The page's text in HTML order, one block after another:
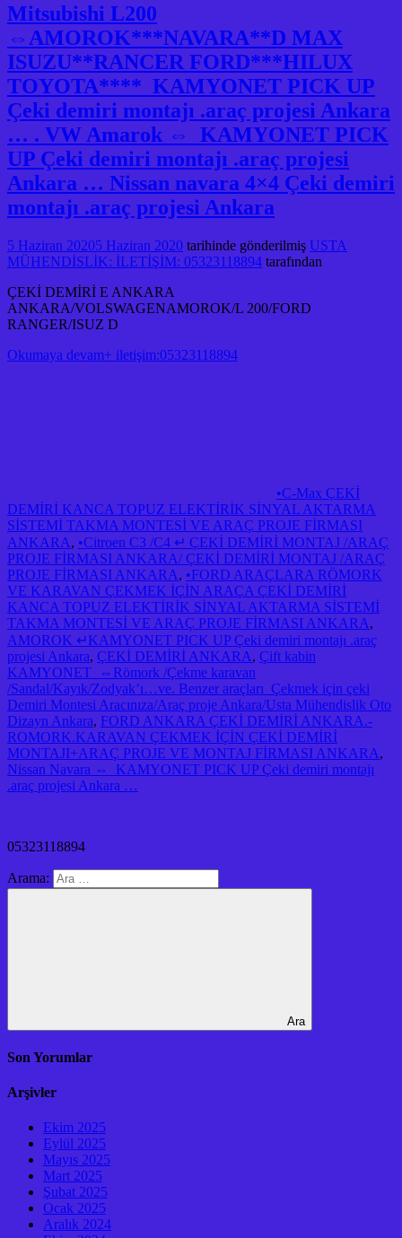
Mitsubishi L200
⇔AMOROK***NAVARA**D MAX
ISUZU**RANCER FORD***HILUX
TOYOTA**** KAMYONET PICK UP
Çeki demiri montajı .araç projesi Ankara
… . VW Amarok ⇔ KAMYONET PICK
UP Çeki demiri montajı .araç projesi
Ankara … Nissan navara 4×4 Çeki demiri
montajı .araç projesi Ankara
5 Haziran 20205 Haziran 2020 tarihinde gönderilmiş USTA
MÜHENDİSLİK: İLETİŞİM: 05323118894 tarafından
ÇEKİ DEMİRİ E ANKARA
ANKARA/VOLSWAGENAMOROK/L 200/FORD
RANGER/ISUZ D
Okumaya devam+ iletişim:05323118894
•C-Max ÇEKİ
DEMİRİ KANCA TOPUZ ELEKTİRİK SİNYAL AKTARMA
SİSTEMİ TAKMA MONTESİ VE ARAÇ PROJE FİRMASI
ANKARA, •Citroen C3 /C4 ↵ ÇEKİ DEMİRİ MONTAJ /ARAÇ
PROJE FİRMASI ANKARA/ ÇEKİ DEMİRİ MONTAJ /ARAÇ
PROJE FİRMASI ANKARA, •FORD ARAÇLARA RÖMORK
VE KARAVAN ÇEKMEK İÇİN ARAÇA ÇEKİ DEMİRİ
KANCA TOPUZ ELEKTİRİK SİNYAL AKTARMA SİSTEMİ
TAKMA MONTESİ VE ARAÇ PROJE FİRMASI ANKARA,
AMOROK ↵KAMYONET PICK UP Çeki demiri montajı .araç
projesi Ankara, ÇEKİ DEMİRİ ANKARA, Çift kabin
KAMYONET ⇔Römork /Çekme karavan
/Sandal/Kayık/Zodyak’ı…ve. Benzer araçları Çekmek için çeki
Demiri Montesi Aracınıza/Araç proje Ankara/Usta Mühendislik Oto
Dizayn Ankara, FORD ANKARA ÇEKİ DEMİRİ ANKARA.-
ROMORK.KARAVAN ÇEKMEK İÇİN ÇEKİ DEMİRİ
MONTAJI+ARAÇ PROJE VE MONTAJ FİRMASI ANKARA,
Nissan Navara ⇔ KAMYONET PICK UP Çeki demiri montajı
.araç projesi Ankara …
05323118894
Arama:
Ara
Son Yorumlar
Arşivler
Ekim 2025
Eylül 2025
Mayıs 2025
Mart 2025
Şubat 2025
Ocak 2025
Aralık 2024